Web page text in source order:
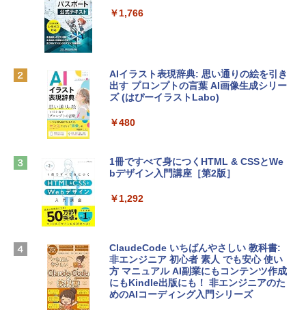
e Intelligenceのために設計、Liquid Ret
￥137,800
tomtoc 360°保護 15.6 16インチ パソコ
￥2,952
スプレイ、16GBユニファイドメモリ、51
2GB SSDストレージ、12MPセンターフ
レームカメラ、日本語キーボード、Touc
h ID - ミッドナイト
インゲームコード】 ロブロックス | オン
Robloxギフトカード - 1000 Robux 【限
定バーチャルアイテムを含む】 【オンラ
ラインコード版
4(最新 永続版)|オンラインコード版|Wind
Robloxギフトカード - 2,000 Robux 【限
定バーチャルアイテムを含む】 【オンラ
インゲームコード】 ロブロックス | オン
￥1,766
AIイラスト表現辞典: 思い通りの絵を引き
出す プロンプトの言葉 AI画像生成シリー
ズ (はぴーイラストLabo)
￥480
1冊ですべて身につくHTML & CSSとWe
bデザイン入門講座［第2版］
￥1,292
ClaudeCode いちばんやさしい 教科書:
非エンジニア 初心者 素人 でも安心 使い
方 マニュアル AI副業にもコンテンツ作成
にもKindle出版にも！ 非エンジニアのた
めのAIコーディング入門シリーズ